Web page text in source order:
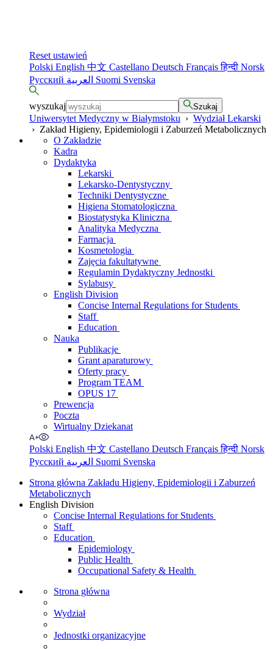
Reset ustawień
Polski English 中文 Castellano Deutsch Françaisहिन्दी Norsk
Русский
Suomi Svenska
wyszukaj Szukaj
Uniwersytet Medyczny w Białymstoku › Wydział Lekarski
› Zakład Higieny, Epidemiologii i Zaburzeń Metabolicznych
O Zakładzie
Kadra
Dydaktyka
Lekarski
Lekarsko-Dentystyczny
Techniki Dentystyczne
Higiena Stomatologiczna
Biostatystyka Kliniczna
Analityka Medyczna
Farmacja
Kosmetologia
Zajęcia fakultatywne
Regulamin Dydaktyczny Jednostki
Sylabusy
English Division
Concise Internal Regulations for Students
Staff
Education
Nauka
Publikacje
Grant aparaturowy
Oferty pracy
Program TEAM
OPUS 17
Prewencja
Poczta
Wirtualny Dziekanat
Polski English 中文 Castellano Deutsch Françaisहिन्दी Norsk
Русский
Suomi Svenska
Strona główna Zakładu Higieny, Epidemiologii i Zaburzeń
Metabolicznych
English Division
Concise Internal Regulations for Students
Staff
Education
Epidemiology
Public Health
Occupational Safety & Health
Strona główna
Wydział
Jednostki organizacyjne